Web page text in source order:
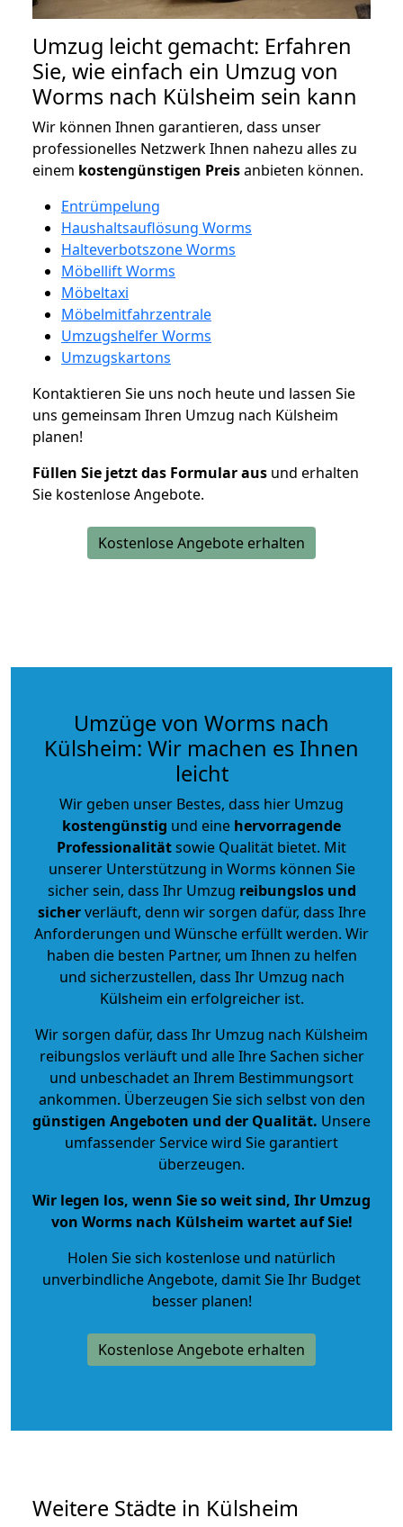
Umzug leicht gemacht: Erfahren
Sie, wie einfach ein Umzug von
Worms nach Külsheim sein kann
Wir können Ihnen garantieren, dass unser
professionelles Netzwerk Ihnen nahezu alles zu
einem kostengünstigen Preisanbieten können.
Entrümpelung
Haushaltsauflösung Worms
Halteverbotszone Worms
Möbellift Worms
Möbeltaxi
Möbelmitfahrzentrale
Umzugshelfer Worms
Umzugskartons
Kontaktieren Sie uns noch heute und lassen Sie
uns gemeinsam Ihren Umzug nach Külsheim
planen!
Füllen Sie jetzt das Formular aus und erhalten
Sie kostenlose Angebote.
Kostenlose Angebote erhalten
Umzüge von Worms nach
Külsheim: Wir machen es Ihnen
leicht
Wir geben unser Bestes, dass hier Umzug
kostengünstig und eine hervorragende
Professionalitätsowie Qualität bietet. Mit
unserer Unterstützung in Worms können Sie
sicher sein, dass Ihr Umzug reibungslos und
sicherverläuft, denn wir sorgen dafür, dass Ihre
Anforderungen und Wünsche erfüllt werden. Wir
haben die besten Partner, um Ihnen zu helfen
und sicherzustellen, dass Ihr Umzug nach
Külsheim ein erfolgreicher ist.
Wir sorgen dafür, dass Ihr Umzug nach Külsheim
reibungslos verläuft und alle Ihre Sachen sicher
und unbeschadet an Ihrem Bestimmungsort
ankommen. Überzeugen Sie sich selbst von den
günstigen Angeboten und der Qualität. Unsere
umfassender Service wird Sie garantiert
überzeugen.
Wir legen los, wenn Sie so weit sind, Ihr Umzug
von Worms nach Külsheim wartet auf Sie!
Holen Sie sich kostenlose und natürlich
unverbindliche Angebote, damit Sie Ihr Budget
besser planen!
Kostenlose Angebote erhalten
Weitere Städte in Külsheim